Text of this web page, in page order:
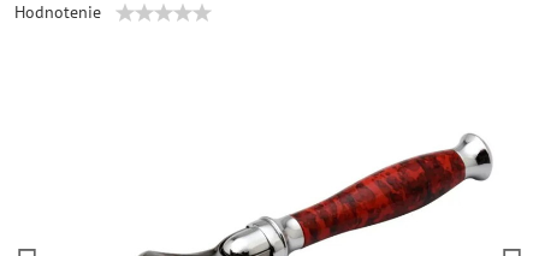
Hodnotenie